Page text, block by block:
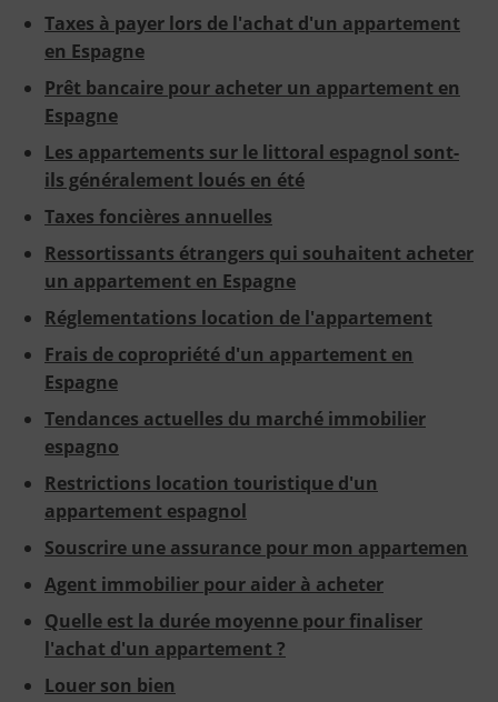
Taxes à payer lors de l'achat d'un appartement
en Espagne
Prêt bancaire pour acheter un appartement en
Espagne
Les appartements sur le littoral espagnol sont-
ils généralement loués en été
Taxes foncières annuelles
Ressortissants étrangers qui souhaitent acheter
un appartement en Espagne
Réglementations location de l'appartement
Frais de copropriété d'un appartement en
Espagne
Tendances actuelles du marché immobilier
espagno
Restrictions location touristique d'un
appartement espagnol
Souscrire une assurance pour mon appartemen
Agent immobilier pour aider à acheter
Quelle est la durée moyenne pour finaliser
l'achat d'un appartement ?
Louer son bien